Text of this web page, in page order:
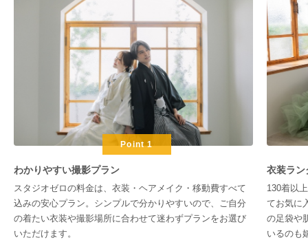
Point 1
わかりやすい撮影プラン
スタジオゼロの料金は、衣装・ヘアメイク・移動費すべて
込みの安心プラン。シンプルで分かりやすいので、ご自分
の着たい衣装や撮影場所に合わせて迷わずプランをお選び
いただけます。
衣装ラン
130着以
てお気に
の足袋や
いるのも